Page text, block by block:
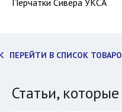
Перчатки Сивера УКСА
ПЕРЕЙТИ В СПИСОК
Статьи,